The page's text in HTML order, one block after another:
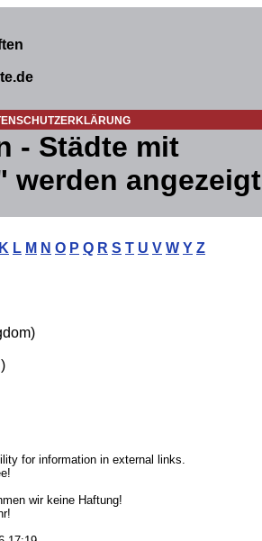
- Städte mit
werden angezeigt
K L M N O P Q R S T U V W Y Z
for information in external links.
wir keine Haftung!